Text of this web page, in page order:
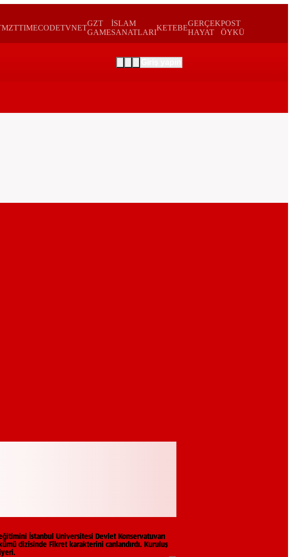
TIMECODETVNET
GZT
GAME
İSLAM
SANATLARI
KETEBE
GERÇEK
HAYAT
POST
ÖYKÜ
İstanbul Üniversitesi Devlet Konservatuvarı
dizisinde Fikret karakterini canlandırdı. Kuruluş